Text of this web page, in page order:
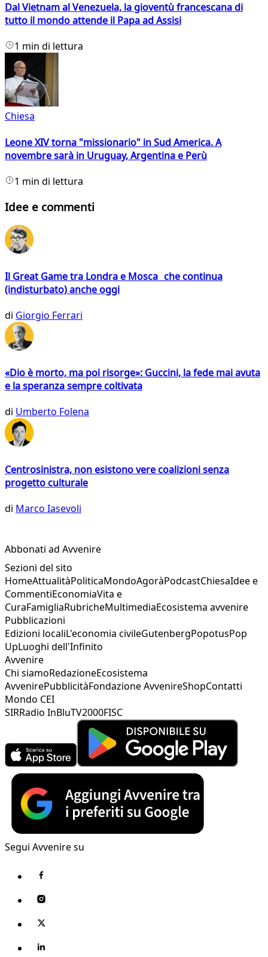
Dal Vietnam al Venezuela, la gioventù francescana di
tutto il mondo attende il Papa ad Assisi
1 min di lettura
Chiesa
Leone XIV torna "missionario" in Sud America. A
novembre sarà in Uruguay, Argentina e Perù
1 min di lettura
Idee e commenti
Il Great Game tra Londra e Mosca che continua
(indisturbato) anche oggi
di Giorgio Ferrari
«Dio è morto, ma poi risorge»: Guccini, la fede mai avuta
e la speranza sempre coltivata
di Umberto Folena
Centrosinistra, non esistono vere coalizioni senza
progetto culturale
di Marco Iasevoli
Abbonati ad Avvenire
Sezioni del sito
HomeAttualitàPoliticaMondoAgoràPodcastChiesaIdee e
CommentiEconomiaVita e
CuraFamigliaRubricheMultimediaEcosistema avvenire
Pubblicazioni
Edizioni localiL'economia civileGutenbergPopotusPop
UpLuoghi dell'Infinito
Avvenire
Chi siamoRedazioneEcosistema
AvvenirePubblicitàFondazione AvvenireShopContatti
Mondo CEI
SIRRadio InBluTV2000FISC
Segui Avvenire su